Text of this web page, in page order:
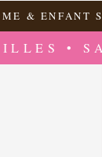
& ENFANT
•